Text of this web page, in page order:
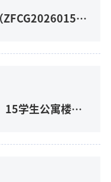
ZFCG2026015）
15学生公寓楼维